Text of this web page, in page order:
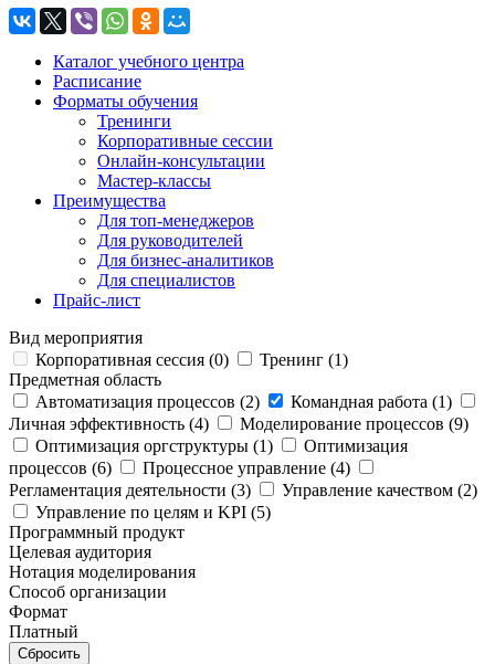
Каталог учебного центра
Расписание
Форматы обучения
Тренинги
Корпоративные сессии
Онлайн-консультации
Мастер-классы
Преимущества
Для топ-менеджеров
Для руководителей
Для бизнес-аналитиков
Для специалистов
Прайс-лист
Вид мероприятия
Корпоративная сессия (0) Тренинг (1)
Предметная область
Автоматизация процессов (2) Командная работа (1)
Личная эффективность (4) Моделирование процессов (9)
Оптимизация оргструктуры (1)
Оптимизация
процессов (6) Процессное управление (4)
Регламентация деятельности (3) Управление качеством (2)
Управление по целям и KPI (5)
Программный продукт
Целевая аудитория
Нотация моделирования
Способ организации
Формат
Платный
Сбросить